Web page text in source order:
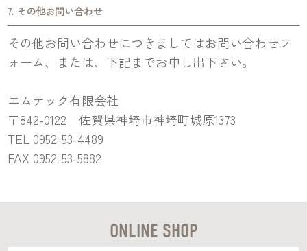
7. その他お問い合わせ
その他お問い合わせにつきましてはお問い合わせフ
ォーム、または、下記までお申し出下さい。
エムテック有限会社
〒842-0122 佐賀県神埼市神埼町城原1373
TEL 0952-53-4489
FAX 0952-53-5882
ONLINE SHOP